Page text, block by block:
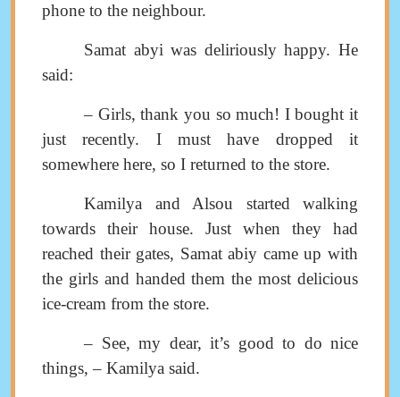
phone to the neighbour.
Samat abyi was deliriously happy. He
said:
– Girls, thank you so much! I bought it
just recently. I must have dropped it
somewhere here, so I returned to the store.
Kamilya and Alsou started walking
towards their house. Just when they had
reached their gates, Samat abiy came up with
the girls and handed them the most delicious
ice-cream from the store.
– See, my dear, it’s good to do nice
things, – Kamilya said.